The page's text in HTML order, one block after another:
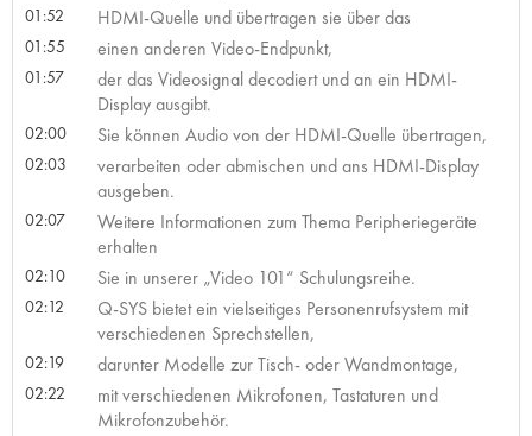
01:52 HDMI-Quelle und übertragen sie über das
01:55 einen anderen Video-Endpunkt,
01:57
der das Videosignal decodiert und an ein HDMI-
Display ausgibt.
02:00 Sie können Audio von der HDMI-Quelle übertragen,
02:03
verarbeiten oder abmischen und ans HDMI-Display
ausgeben.
02:07
Weitere Informationen zum Thema Peripheriegeräte
erhalten
02:10 Sie in unserer „Video 101“ Schulungsreihe.
02:12
Q-SYS bietet ein vielseitiges Personenrufsystem mit
verschiedenen Sprechstellen,
02:19 darunter Modelle zur Tisch- oder Wandmontage,
02:22
mit verschiedenen Mikrofonen, Tastaturen und
Mikrofonzubehör.